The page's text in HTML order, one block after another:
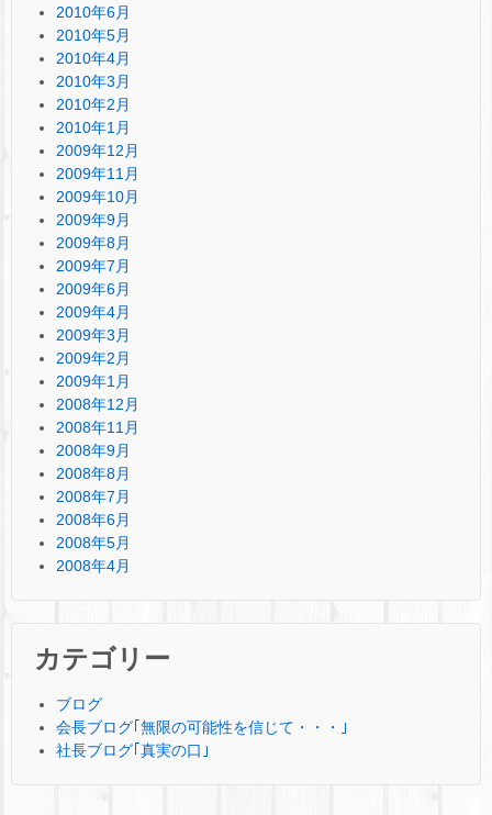
2010年6月
2010年5月
2010年4月
2010年3月
2010年2月
2010年1月
2009年12月
2009年11月
2009年10月
2009年9月
2009年8月
2009年7月
2009年6月
2009年4月
2009年3月
2009年2月
2009年1月
2008年12月
2008年11月
2008年9月
2008年8月
2008年7月
2008年6月
2008年5月
2008年4月
カテゴリー
ブログ
会長ブログ｢無限の可能性を信じて・・・｣
社長ブログ｢真実の口｣